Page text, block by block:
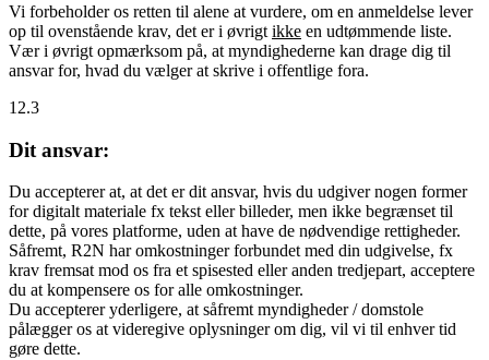
Vi forbeholder os retten til alene at vurdere, om en anmeldelse lever
op til ovenstående krav, det er i øvrigt ikke en udtømmende liste.
Vær i øvrigt opmærksom på, at myndighederne kan drage dig til
ansvar for, hvad du vælger at skrive i offentlige fora.
12.3
Dit ansvar:
Du accepterer at, at det er dit ansvar, hvis du udgiver nogen former
for digitalt materiale fx tekst eller billeder, men ikke begrænset til
dette, på vores platforme, uden at have de nødvendige rettigheder.
Såfremt, R2N har omkostninger forbundet med din udgivelse, fx
krav fremsat mod os fra et spisested eller anden tredjepart, acceptere
du at kompensere os for alle omkostninger.
Du accepterer yderligere, at såfremt myndigheder / domstole
pålægger os at videregive oplysninger om dig, vil vi til enhver tid
gøre dette.